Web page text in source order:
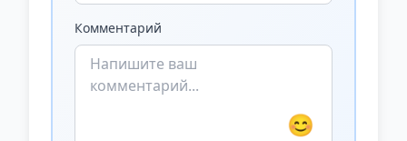
Комментарий
😊